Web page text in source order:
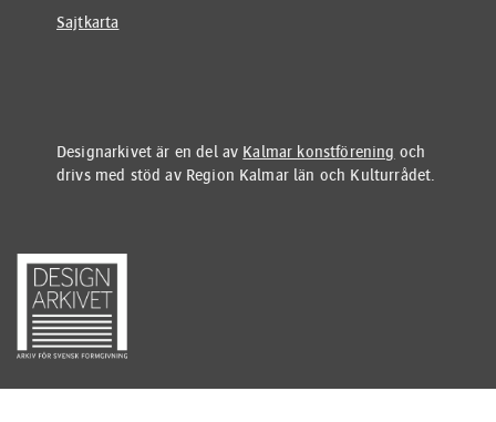
Sajtkarta
Designarkivet är en del av Kalmar konstförening och
drivs med stöd av Region Kalmar län och Kulturrådet.